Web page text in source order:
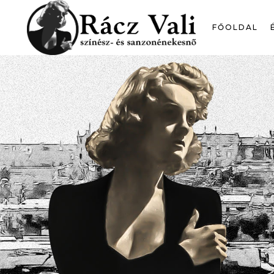
FŐOLDAL